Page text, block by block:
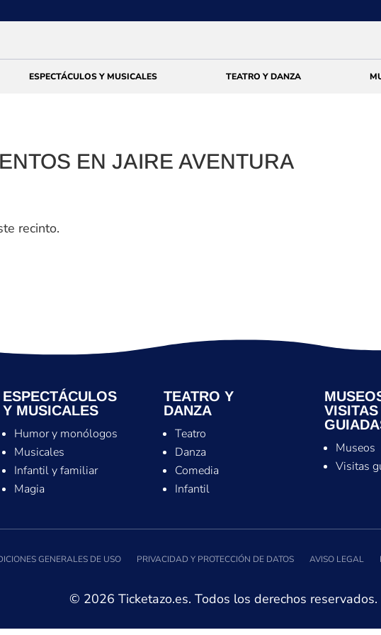
ESPECTÁCULOS Y MUSICALES TEATRO Y DANZA
EN JAIRE AVENTURA
recinto.
ESPECTÁCULOS
Y MUSICALES
Humor y monólogos
Musicales
Infantil y familiar
Magia
TEATRO Y
DANZA
Teatro
Danza
Comedia
Infantil
VISITAS
Museos
Visitas
GENERALES DE USO PRIVACIDAD Y PROTECCIÓN DE DATOS AVISO LEGAL
© 2026 Ticketazo.es. Todos los derechos reservados.